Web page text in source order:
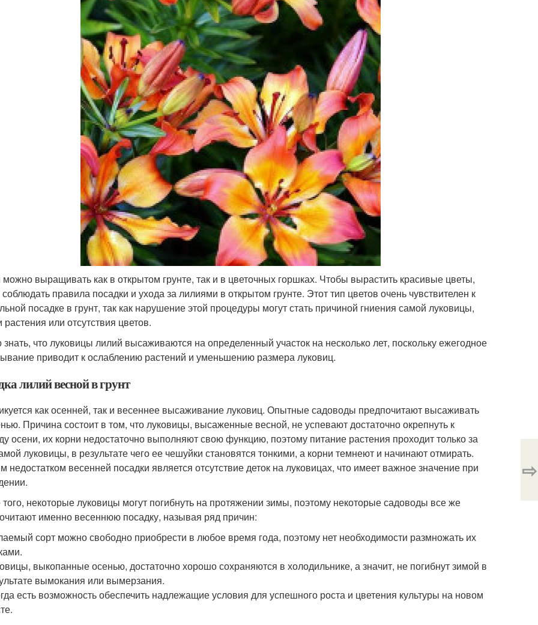
выращивать как в открытом грунте, так и в цветочных горшках. Чтобы вырастить красивые цветы,
правила посадки и ухода за лилиями в открытом грунте. Этот тип цветов очень чувствителен к
посадке в грунт, так как нарушение этой процедуры могут стать причиной гниения самой луковицы,
растения или отсутствия цветов.
что луковицы лилий высаживаются на определенный участок на несколько лет, поскольку ежегодное
приводит к ослаблению растений и уменьшению размера луковиц.
лилий весной в грунт
как осенней, так и весеннее высаживание луковиц. Опытные садоводы предпочитают высаживать
Причина состоит в том, что луковицы, высаженные весной, не успевают достаточно окрепнуть к
осени, их корни недостаточно выполняют свою функцию, поэтому питание растения проходит только за
луковицы, в результате чего ее чешуйки становятся тонкими, а корни темнеют и начинают отмирать.
недостатком весенней посадки является отсутствие деток на луковицах, что имеет важное значение при
некоторые луковицы могут погибнуть на протяжении зимы, поэтому некоторые садоводы все же
именно весеннюю посадку, называя ряд причин:
сорт можно свободно приобрести в любое время года, поэтому нет необходимости размножать их
выкопанные осенью, достаточно хорошо сохраняются в холодильнике, а значит, не погибнут зимой в
вымокания или вымерзания.
есть возможность обеспечить надлежащие условия для успешного роста и цветения культуры на новом
⇨